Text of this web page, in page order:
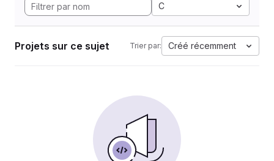
C
Projets sur ce sujet Trier par: Créé récemment